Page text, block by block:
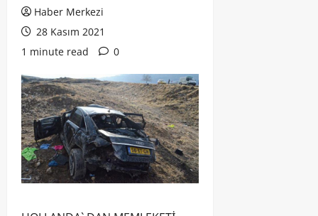
Haber Merkezi
28 Kasım 2021
1 minute read
0